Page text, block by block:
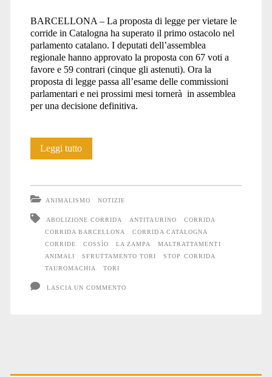
BARCELLONA – La proposta di legge per vietare le
corride in Catalogna ha superato il primo ostacolo nel
parlamento catalano. I deputati dell’assemblea
regionale hanno approvato la proposta con 67 voti a
favore e 59 contrari (cinque gli astenuti). Ora la
proposta di legge passa all’esame delle commissioni
parlamentari e nei prossimi mesi tornerà in assemblea
per una decisione definitiva.
Leggi tuttoIn
corrida
è
ANIMALISMO NOTIZIE
ABOLIZIONE CORRIDA ANTITAURINO
CORRIDA
CORRIDA BARCELLONA
CORRIDA CATALOGNA
CORRIDE
COSSÌO LA ZAMPA
MALTRATTAMENTI
ANIMALI
SFRUTTAMENTO TORI
STOP CORRIDA
TAUROMACHIA
TORI
LASCIA UN COMMENTO